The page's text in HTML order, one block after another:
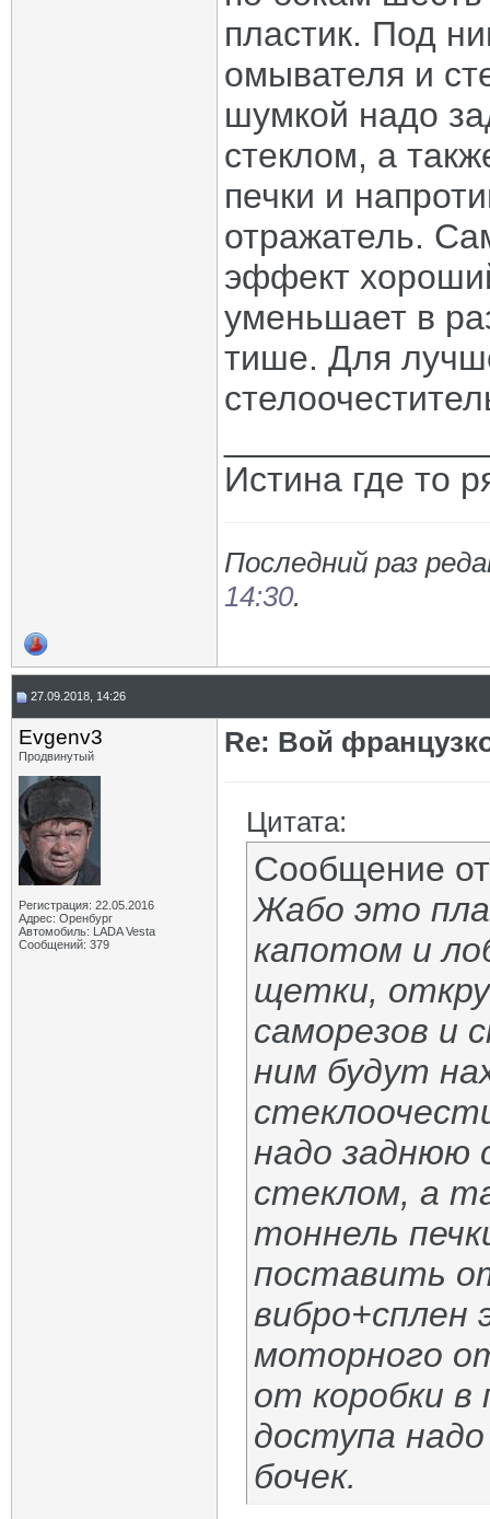
пластик. Под
омывателя и
шумкой надо
стеклом, а
печки и
отражатель.
эффект
уменьшает в
тише. Для
Истина где то
Последний раз
14:30.
27.09.2018, 14:26
Evgenv3
Продвинутый
Регистрация: 22.05.2016
Адрес: Оренбург
Автомобиль: LADA Vesta
Сообщений: 379
Re: Вой
Цитата:
Сообщение
Жабо это
капотом и
щетки,
саморезов и
ним будут
надо заднюю
стеклом, а
тоннель
поставить
моторного
от коробки
доступа
бочек.